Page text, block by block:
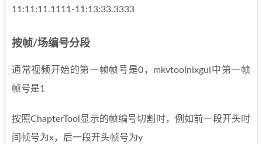
11:11:11.1111-11:13:33.3333
按帧/场编号分段
通常视频开始的第一帧帧号是0，mkvtoolnixgui中第一帧
帧号是1
按照ChapterTool显示的帧编号切割时，例如前一段开头时
间帧号为x，后一段开头帧号为y